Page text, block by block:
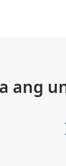
ang